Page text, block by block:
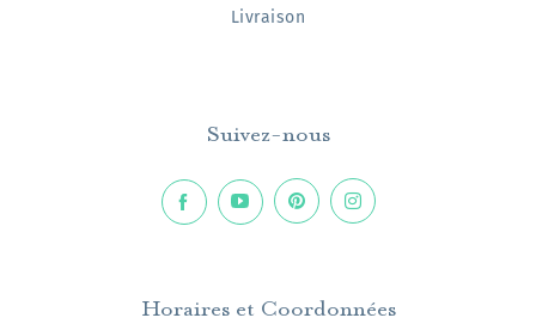
Livraison
Suivez-nous
Horaires et Coordonnées